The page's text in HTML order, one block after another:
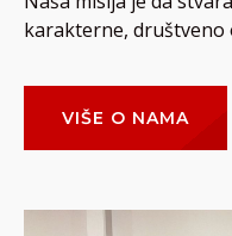
karakterne,
VIŠE O NAMA